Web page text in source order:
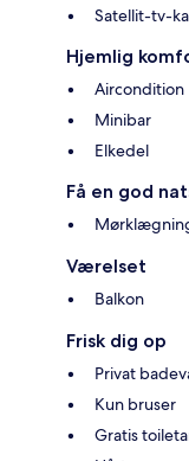
Satellit-tv-
Hjemlig
Aircondition
Minibar
Elkedel
Få en god
Værelset
Balkon
Frisk dig op
Privat
Kun bruser
Gratis